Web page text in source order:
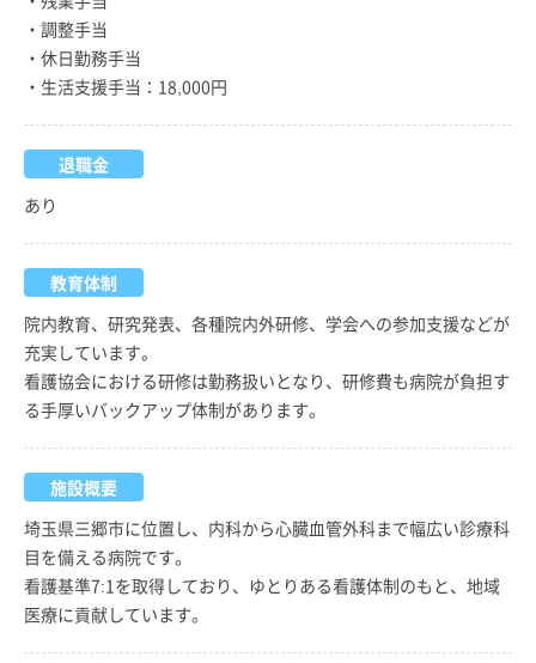
・調整手当
・休日勤務手当
・生活支援手当：18,000円
退職金
あり
教育体制
院内教育、研究発表、各種院内外研修、学会への参加支援などが
充実しています。
看護協会における研修は勤務扱いとなり、研修費も病院が負担す
る手厚いバックアップ体制があります。
施設概要
埼玉県三郷市に位置し、内科から心臓血管外科まで幅広い診療科
目を備える病院です。
看護基準7:1を取得しており、ゆとりある看護体制のもと、地域
医療に貢献しています。